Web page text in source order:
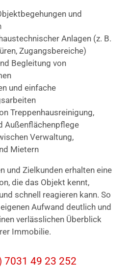
und
Anlagen (z. B.
Zugangsbereiche)
Begleitung von
und einfache
Treppenhausreinigung,
Außenflächenpflege
Verwaltung,
Mietern
und Zielkunden erhalten eine
die das Objekt kennt,
schnell reagieren kann. So
Aufwand deutlich und
verlässlichen Überblick
Immobilie.
7031 49 23 252